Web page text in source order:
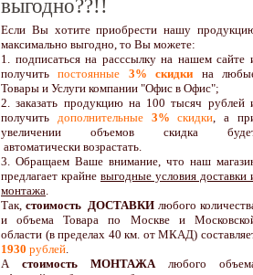
выгодно??!!
Если Вы хотите приобрести нашу
максимально выгодно, то Вы можете:
1. подписаться на расссылку на нашем сайте
получитьпостоянные 3% скидки на
Товары и Услуги компании "Офис в Офис";
2. заказать продукцию на 100 тысяч рублей
получить дополнительные3% скидки, а
увеличении объемов скидка
автоматически возрастать.
3. Обращаем Ваше внимание, что наш
предлагает крайне выгодные условия доставки
монтажа.
Так, стоимость ДОСТАВКИлюбого
и объема Товара по Москве и
области (в пределах 40 км. от МКАД)
1930 рублей.
А стоимость МОНТАЖАлюбого